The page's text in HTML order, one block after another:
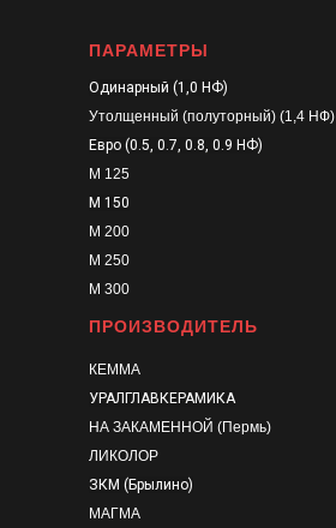
ПАРАМЕТРЫ
Одинарный (1,0 НФ)
Утолщенный (полуторный) (1,4 НФ)
Евро (0.5, 0.7, 0.8, 0.9 НФ)
М 125
М 150
М 200
М 250
М 300
ПРОИЗВОДИТЕЛЬ
КЕММА
УРАЛГЛАВКЕРАМИКА
НА ЗАКАМЕННОЙ (Пермь)
ЛИКОЛОР
ЗКМ (Брылино)
МАГМА